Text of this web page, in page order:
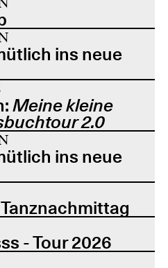
ins neue
Meine kleine
2.0
ins neue
- Tour 2026